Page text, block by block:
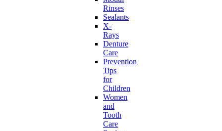
Rinses
Sealants
X-
Rays
Denture
Care
Prevention
Tips
for
Children
Women
and
Tooth
Care